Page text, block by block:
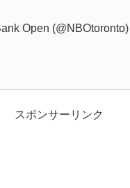
Open (@NBOtoronto)
スポンサーリンク